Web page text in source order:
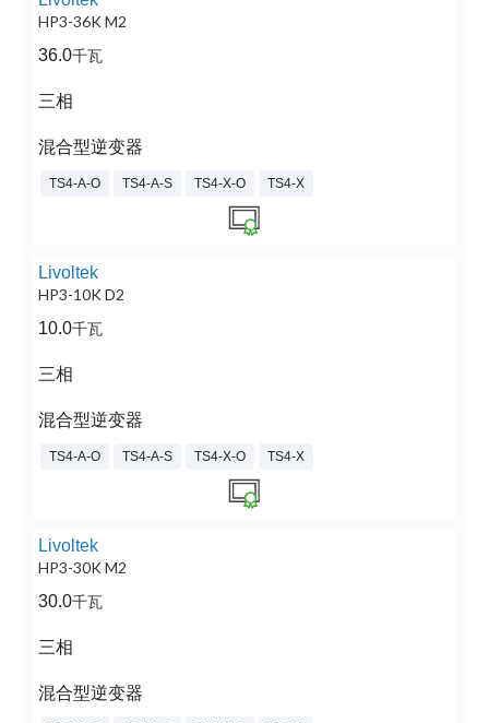
HP3-36K M2
36.0千瓦
三相
混合型逆变器
TS4-A-O TS4-A-S TS4-X-O TS4-X
Livoltek
HP3-10K D2
10.0千瓦
三相
混合型逆变器
TS4-A-O TS4-A-S TS4-X-O TS4-X
Livoltek
HP3-30K M2
30.0千瓦
三相
混合型逆变器